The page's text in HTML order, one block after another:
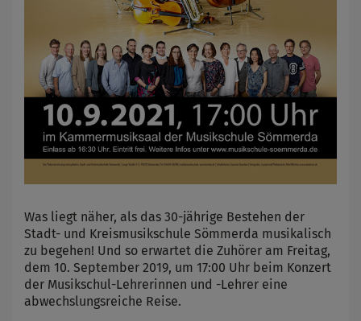
Was liegt näher, als das 30-jährige Bestehen der
Stadt- und Kreismusikschule Sömmerda musikalisch
zu begehen! Und so erwartet die Zuhörer am Freitag,
dem 10. September 2019, um 17:00 Uhr beim Konzert
der Musikschul-Lehrerinnen und -Lehrer eine
abwechslungsreiche Reise.